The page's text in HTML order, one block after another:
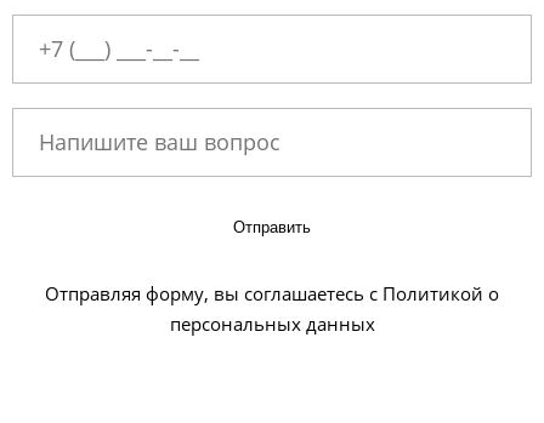
Отправить
Отправляя форму, вы соглашаетесь с Политикой о
персональных данных